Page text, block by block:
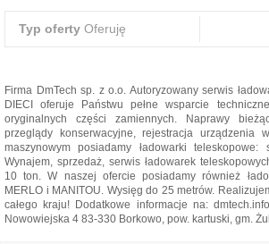
Typ oferty Oferuję
Firma DmTech sp. z o.o. Autoryzowany serwis
DIECI oferuje Państwu pełne wsparcie
oryginalnych części zamiennych. Naprawy
przeglądy konserwacyjne, rejestracja urządzenia
maszynowym posiadamy ładowarki
Wynajem, sprzedaż, serwis ładowarek
10 ton. W naszej ofercie posiadamy również
MERLO i MANITOU. Wysięg do 25 metrów.
całego kraju! Dodatkowe informacje na:
Nowowiejska 4 83-330 Borkowo, pow. kartuski, gm.